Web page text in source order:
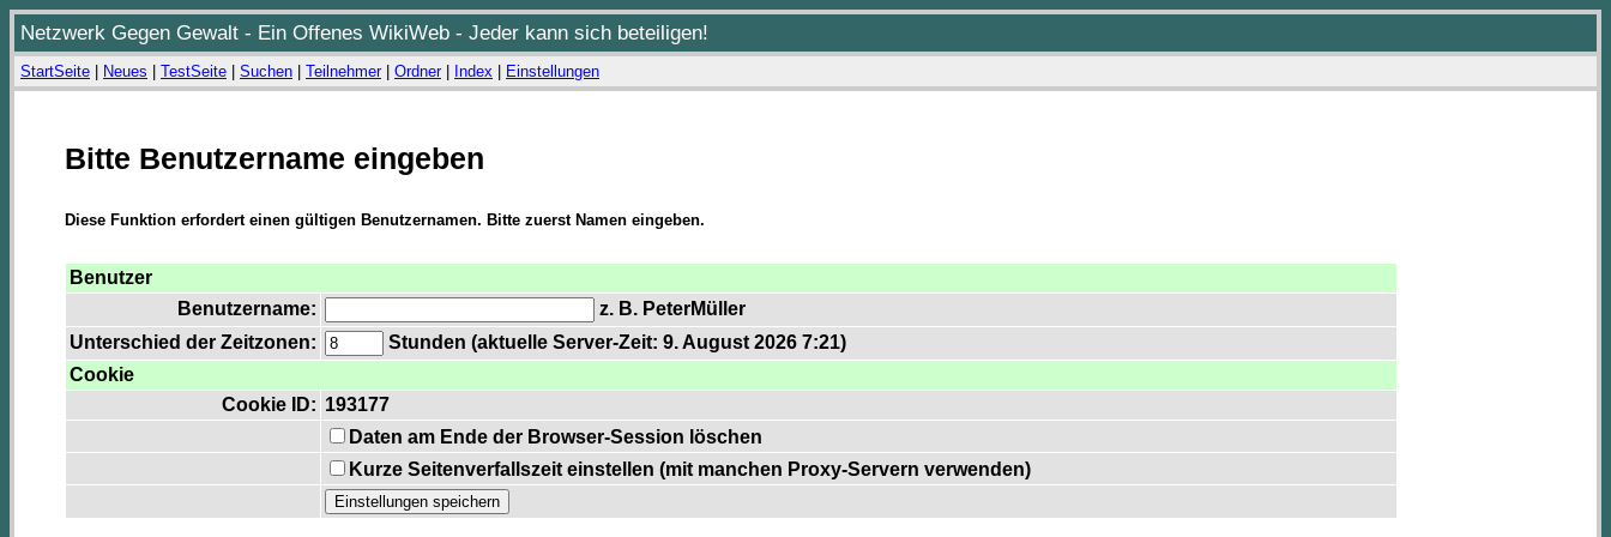
Netzwerk Gegen Gewalt - Ein Offenes WikiWeb - Jeder kann sich beteiligen!
StartSeite Neues TestSeite Suchen Teilnehmer| Ordner| Index Einstellungen
Bitte Benutzername eingeben
Diese Funktion erfordert einen gültigen Benutzernamen. Bitte zuerst Namen eingeben.
Benutzer
Benutzername:
z. B. PeterMüller
Unterschied der Zeitzonen:
Stunden (aktuelle Server-Zeit: 9. August 2026 7:21)
Cookie
Cookie ID: 193177
Daten am Ende der Browser-Session löschen
Kurze Seitenverfallszeit einstellen (mit manchen Proxy-Servern verwenden)